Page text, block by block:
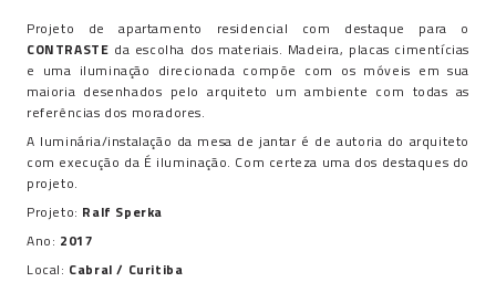
Projeto de apartamento residencial com destaque para o
CONTRASTE da escolha dos materiais. Madeira, placas cimentícias
e uma iluminação direcionada compõe com os móveis em sua
maioria desenhados pelo arquiteto um ambiente com todas as
referências dos moradores.
A luminária/instalação da mesa de jantar é de autoria do arquiteto
com execução da É iluminação. Com certeza uma dos destaques do
projeto.
Projeto: Ralf Sperka
Ano: 2017
Local: Cabral / Curitiba